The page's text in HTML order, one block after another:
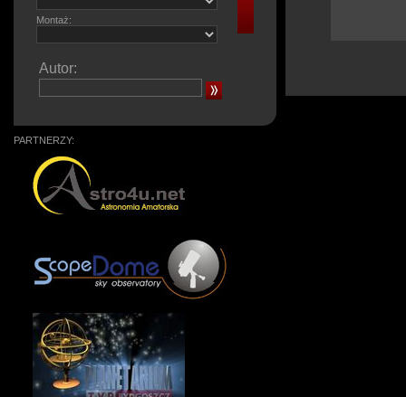
Montaż:
Autor:
PARTNERZY: